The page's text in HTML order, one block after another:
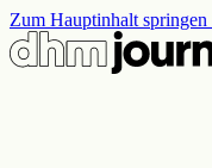
Zum Hauptinhalt springen